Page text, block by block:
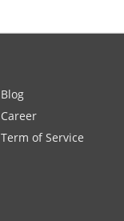
Blog
Career
Term of Service